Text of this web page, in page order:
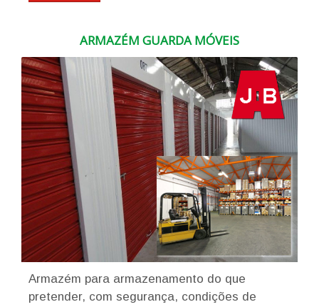
ARMAZÉM GUARDA MÓVEIS
Armazém para armazenamento do que
pretender, com segurança, condições de